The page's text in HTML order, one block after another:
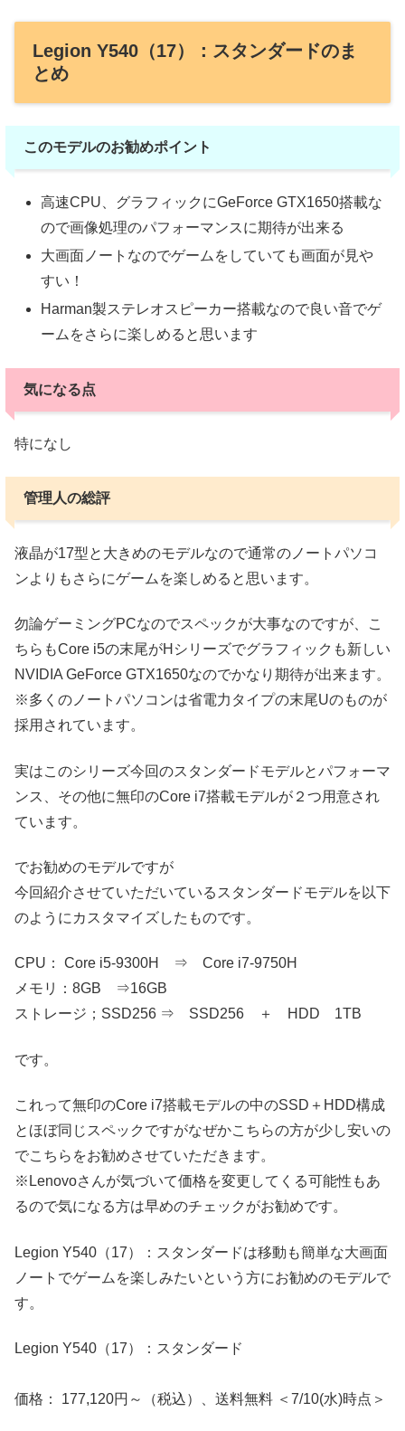
Legion Y540（17）：スタンダードのま
とめ
このモデルのお勧めポイント
高速CPU、グラフィックにGeForce GTX1650搭載な
ので画像処理のパフォーマンスに期待が出来る
大画面ノートなのでゲームをしていても画面が見や
すい！
Harman製ステレオスピーカー搭載なので良い音でゲ
ームをさらに楽しめると思います
気になる点
特になし
管理人の総評
液晶が17型と大きめのモデルなので通常のノートパソコ
ンよりもさらにゲームを楽しめると思います。
勿論ゲーミングPCなのでスペックが大事なのですが、こ
ちらもCore i5の末尾がHシリーズでグラフィックも新しい
NVIDIA GeForce GTX1650なのでかなり期待が出来ます。
※多くのノートパソコンは省電力タイプの末尾Uのものが
採用されています。
実はこのシリーズ今回のスタンダードモデルとパフォーマ
ンス、その他に無印のCore i7搭載モデルが２つ用意され
ています。
でお勧めのモデルですが
今回紹介させていただいているスタンダードモデルを以下
のようにカスタマイズしたものです。
CPU： Core i5-9300H ⇒ Core i7-9750H
メモリ：8GB ⇒16GB
ストレージ；SSD256 ⇒ SSD256 ＋ HDD 1TB
です。
これって無印のCore i7搭載モデルの中のSSD＋HDD構成
とほぼ同じスペックですがなぜかこちらの方が少し安いの
でこちらをお勧めさせていただきます。
※Lenovoさんが気づいて価格を変更してくる可能性もあ
るので気になる方は早めのチェックがお勧めです。
Legion Y540（17）：スタンダードは移動も簡単な大画面
ノートでゲームを楽しみたいという方にお勧めのモデルで
す。
Legion Y540（17）：スタンダード
価格： 177,120円～（税込）、送料無料 ＜7/10(水)時点＞